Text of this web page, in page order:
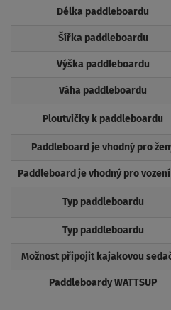
Délka paddleboardu
Šířka paddleboardu
Výška paddleboardu
Váha paddleboardu
Ploutvičky k paddleboardu
Paddleboard je vhodný pro
Paddleboard je vhodný pro
Typ paddleboardu
Typ paddleboardu
Možnost připojit kajakovou
Paddleboardy WATTSUP